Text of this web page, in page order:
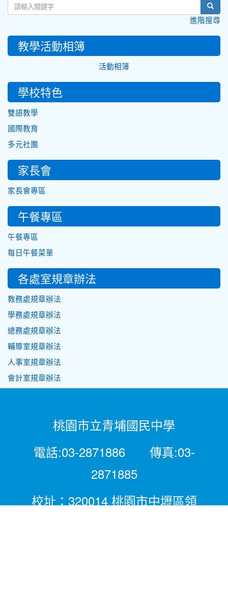
進階搜尋
教學活動相簿
活動相簿
學校特色
雙語教學
國際教育
多元社團
家長會
家長會專區
午餐專區
午餐專區
每日午餐菜單
各處室規章辦法
教務處規章辦法
學務處規章辦法
總務處規章辦法
輔導室規章辦法
人事室規章辦法
會計室規章辦法
桃園市立青埔國民中學
電話:03-2871886 傳真:03-
2871885
校址：320014 桃園市中壢區領